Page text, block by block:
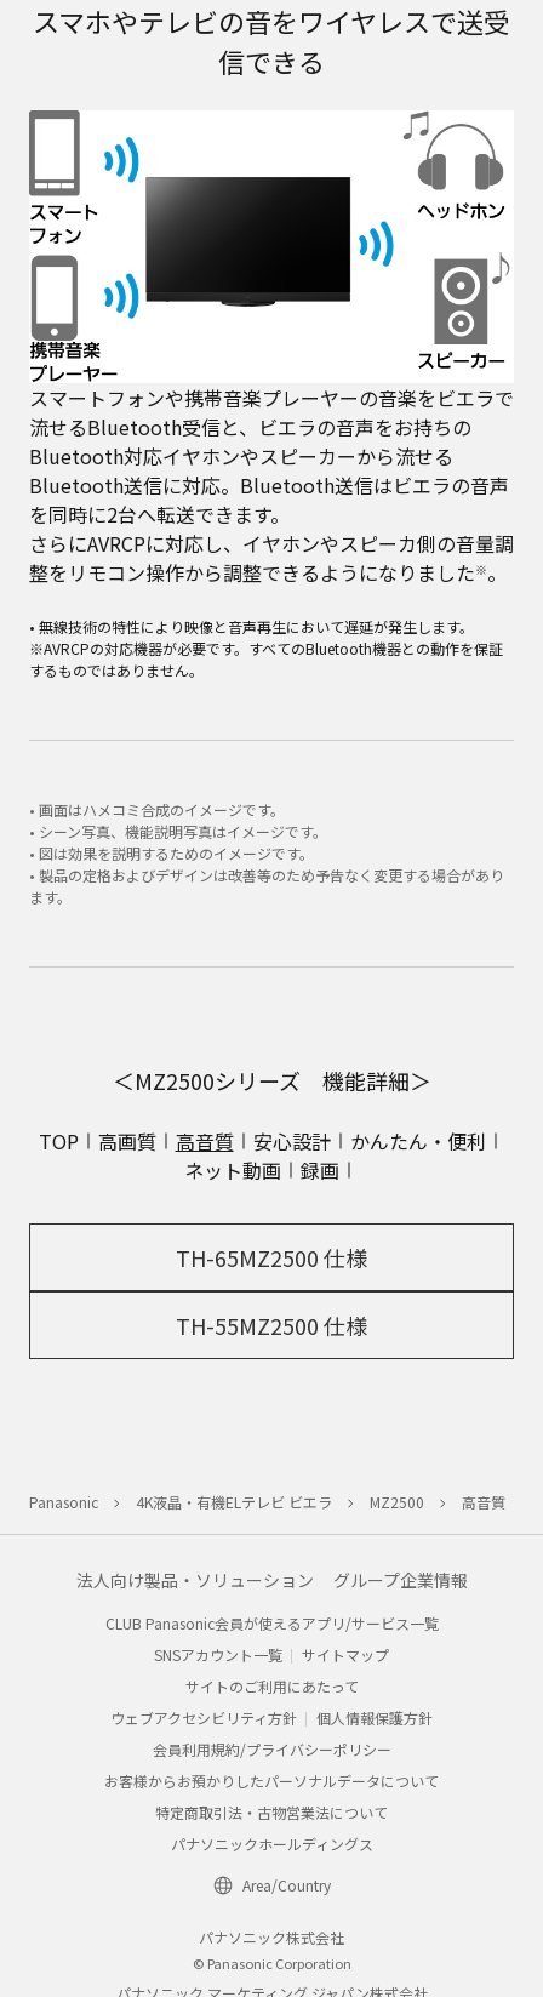
スマホやテレビの音をワイヤレスで送受
信できる
スマートフォンや携帯音楽プレーヤーの音楽をビエラで
流せるBluetooth受信と、ビエラの音声をお持ちの
Bluetooth対応イヤホンやスピーカーから流せる
Bluetooth送信に対応。Bluetooth送信はビエラの音声
を同時に2台へ転送できます。
さらにAVRCPに対応し、イヤホンやスピーカ側の音量調
整をリモコン操作から調整できるようになりました※。
• 無線技術の特性により映像と音声再生において遅延が発生します。
※AVRCPの対応機器が必要です。すべてのBluetooth機器との動作を保証
するものではありません。
• 画面はハメコミ合成のイメージです。
• シーン写真、機能説明写真はイメージです。
• 図は効果を説明するためのイメージです。
• 製品の定格およびデザインは改善等のため予告なく変更する場合があり
ます。
＜MZ2500シリーズ 機能詳細＞
TOP 高画質 高音質 安心設計
かんたん・便利
ネット動画
録画
TH-65MZ2500 仕様
TH-55MZ2500 仕様
Panasonic 4K液晶・有機ELテレビ ビエラ MZ2500 高音質
法人向け製品・ソリューション グループ企業情報
CLUB Panasonic会員が使えるアプリ/サービス一覧
SNSアカウント一覧
サイトマップ
サイトのご利用にあたって
ウェブアクセシビリティ方針
個人情報保護方針
会員利用規約/プライバシーポリシー
お客様からお預かりしたパーソナルデータについて
特定商取引法・古物営業法について
パナソニックホールディングス
Area/Country
パナソニック株式会社
© Panasonic Corporation